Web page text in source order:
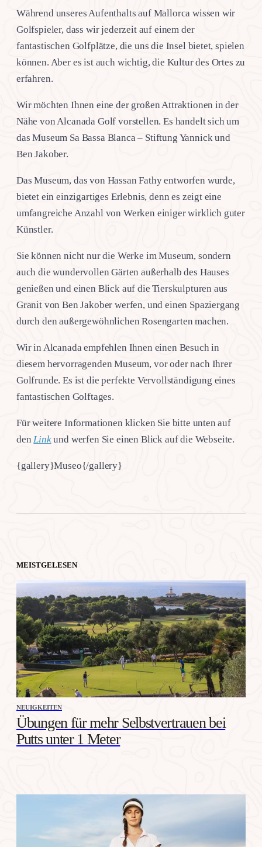
Während unseres Aufenthalts auf Mallorca wissen wir
Golfspieler, dass wir jederzeit auf einem der
fantastischen Golfplätze, die uns die Insel bietet, spielen
können. Aber es ist auch wichtig, die Kultur des Ortes zu
erfahren.
Wir möchten Ihnen eine der großen Attraktionen in der
Nähe von Alcanada Golf vorstellen. Es handelt sich um
das Museum Sa Bassa Blanca – Stiftung Yannick und
Ben Jakober.
Das Museum, das von Hassan Fathy entworfen wurde,
bietet ein einzigartiges Erlebnis, denn es zeigt eine
umfangreiche Anzahl von Werken einiger wirklich guter
Künstler.
Sie können nicht nur die Werke im Museum, sondern
auch die wundervollen Gärten außerhalb des Hauses
genießen und einen Blick auf die Tierskulpturen aus
Granit von Ben Jakober werfen, und einen Spaziergang
durch den außergewöhnlichen Rosengarten machen.
Wir in Alcanada empfehlen Ihnen einen Besuch in
diesem hervorragenden Museum, vor oder nach Ihrer
Golfrunde. Es ist die perfekte Vervollständigung eines
fantastischen Golftages.
Für weitere Informationen klicken Sie bitte unten auf
den Linkund werfen Sie einen Blick auf die Webseite.
{gallery}Museo{/gallery}
MEISTGELESEN
NEUIGKEITEN
Übungen für mehr Selbstvertrauen bei
Putts unter 1 Meter